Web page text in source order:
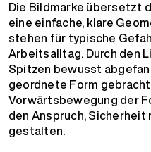
Die Bildmarke übersetzt
eine einfache, klare
stehen für typische
Arbeitsalltag. Durch den
Spitzen bewusst
geordnete Form
Vorwärtsbewegung der
den Anspruch, Sicherheit
gestalten.